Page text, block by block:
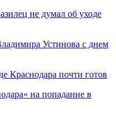
не думал об уходе
Устинова с днем
Краснодара почти готов
на попадание в